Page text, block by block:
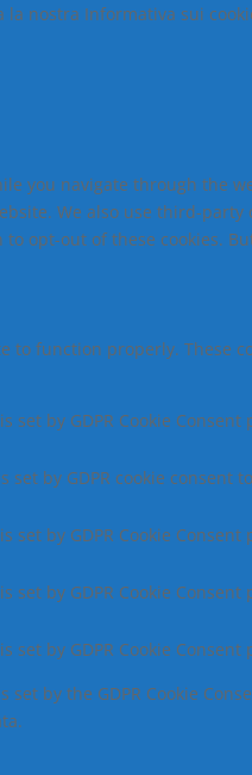
nostra Informativa sui
you navigate through the
We also use third-
opt-out of these cookies.
to function properly.
set by GDPR Cookie
set by GDPR cookie
set by GDPR Cookie
set by GDPR Cookie
set by GDPR Cookie
set by the GDPR Cookie